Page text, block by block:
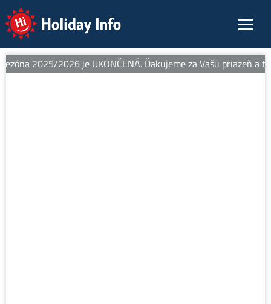
Holiday Info
2025/2026 je UKONČENÁ. Ďakujeme za Vašu priazeň a